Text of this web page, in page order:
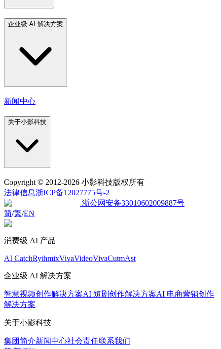
企业级 AI 解决方案
新闻中心
关于小影科技
Copyright © 2012-2026 小影科技版权所有
法律信息浙ICP备12027775号-2
浙公网安备33010602009887号
简/繁/EN
消费级 AI 产品
AI CatchRythmixVivaVideoVivaCutmAst
企业级 AI 解决方案
智慧视频创作解决方案AI 短剧创作解决方案AI 电商营销创作
解决方案
关于小影科技
集团简介新闻中心社会责任联系我们